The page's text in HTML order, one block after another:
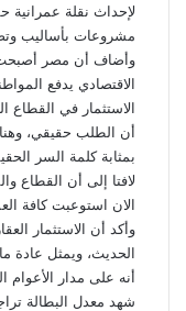
لإحداث نقلة عمرانية
مشروعات بأساليب
وأضاف أن مصر أصبحت
الاقتصادي يدفع
الاستثمار في القطاع
أن الطلب حقيقي،
بمثابة كلمة السر
الان استوعبت كافة
وأكد أن الاستثمار
أنه على مدار الأعوام
شهد معدل البطالة